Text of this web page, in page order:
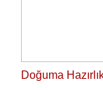
Doğuma